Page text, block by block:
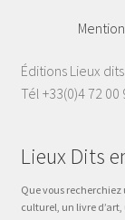
Éditions Lieux
Tél +33(0)4 72 00
Lieux Dits
Que vous
culturel, un livre